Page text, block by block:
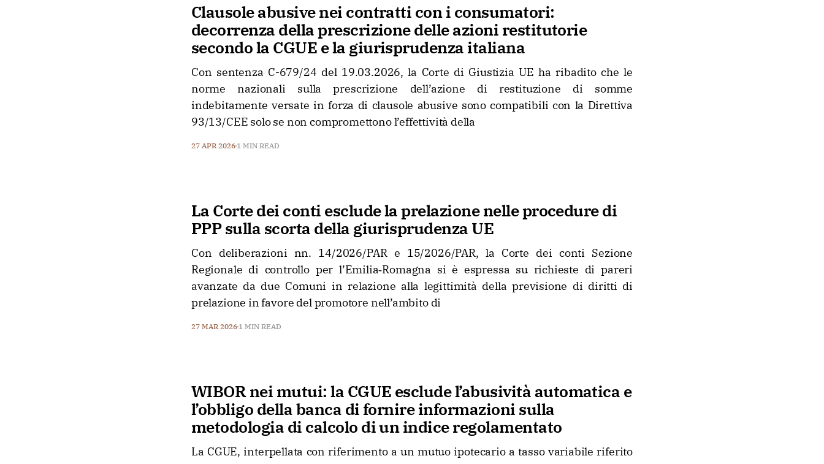
Clausole abusive nei contratti con i consumatori:
decorrenza della prescrizione delle azioni restitutorie
secondo la CGUE e la giurisprudenza italiana
Con sentenza C-679/24 del 19.03.2026, la Corte di Giustizia UE ha ribadito che le
norme nazionali sulla prescrizione dell’azione di restituzione di somme
indebitamente versate in forza di clausole abusive sono compatibili con la Direttiva
93/13/CEE solo se non compromettono l’effettività della
27 APR 2026 1 MIN READ
La Corte dei conti esclude la prelazione nelle procedure di
PPP sulla scorta della giurisprudenza UE
Con deliberazioni nn. 14/2026/PAR e 15/2026/PAR, la Corte dei conti Sezione
Regionale di controllo per l’Emilia‑Romagna si è espressa su richieste di pareri
avanzate da due Comuni in relazione alla legittimità della previsione di diritti di
prelazione in favore del promotore nell’ambito di
27 MAR 2026 1 MIN READ
WIBOR nei mutui: la CGUE esclude l’abusività automatica e
l’obbligo della banca di fornire informazioni sulla
metodologia di calcolo di un indice regolamentato
La CGUE, interpellata con riferimento a un mutuo ipotecario a tasso variabile riferito